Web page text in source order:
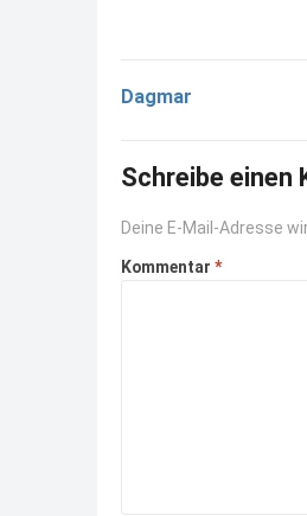
Dagmar
Schreibe einen
Deine E-Mail-Adresse
Kommentar *